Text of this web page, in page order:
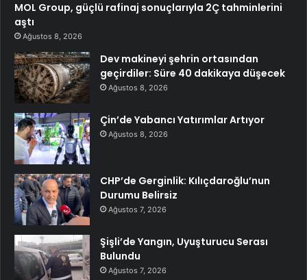
MOL Group, güçlü rafinaj sonuçlarıyla 2Ç tahminlerini
aştı
Ağustos 8, 2026
Dev makineyi şehrin ortasından
geçirdiler: Süre 40 dakikaya düşecek
Ağustos 8, 2026
Çin’de Yabancı Yatırımlar Artıyor
Ağustos 8, 2026
CHP’de Gerginlik: Kılıçdaroğlu’nun
Durumu Belirsiz
Ağustos 7, 2026
Şişli’de Yangın, Uyuşturucu Serası
Bulundu
Ağustos 7, 2026